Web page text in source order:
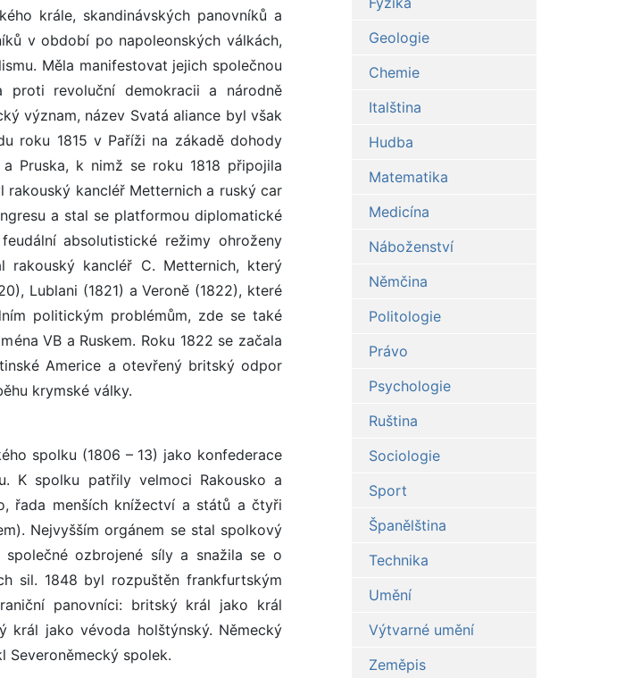
krále, skandinávských panovníků a
v období po napoleonských válkách,
Měla manifestovat jejich společnou
proti revoluční demokracii a národně
význam, název Svatá aliance byl však
roku 1815 v Paříži na zákadě dohody
Pruska, k nimž se roku 1818 připojila
rakouský kancléř Metternich a ruský car
a stal se platformou diplomatické
absolutistické režimy ohroženy
rakouský kancléř C. Metternich, který
Lublani (1821) a Veroně (1822), které
politickým problémům, zde se také
VB a Ruskem. Roku 1822 se začala
Americe a otevřený britský odpor
krymské války.
spolku (1806 – 13) jako konfederace
K spolku patřily velmoci Rakousko a
řada menších knížectví a států a čtyři
Nejvyšším orgánem se stal spolkový
společné ozbrojené síly a snažila se o
sil. 1848 byl rozpuštěn frankfurtským
panovníci: britský král jako král
král jako vévoda holštýnský. Německý
Severoněmecký spolek.
Geologie
Chemie
Italština
Hudba
Matematika
Medicína
Náboženství
Němčina
Politologie
Právo
Psychologie
Ruština
Sociologie
Sport
Španělština
Technika
Umění
Výtvarné umění
Zeměpis